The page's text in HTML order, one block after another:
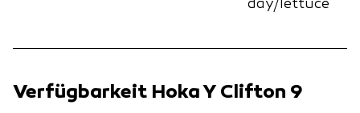
day/lettuce
Verfügbarkeit Hoka Y Clifton 9